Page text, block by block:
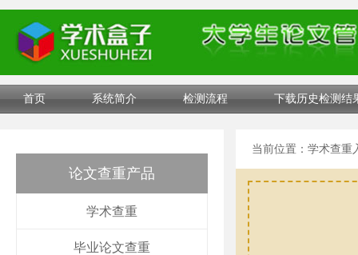
首页 系统简介 检测流程 下载历史检测结
论文查重产品
学术查重
毕业论文查重
当前位置： 学术查重